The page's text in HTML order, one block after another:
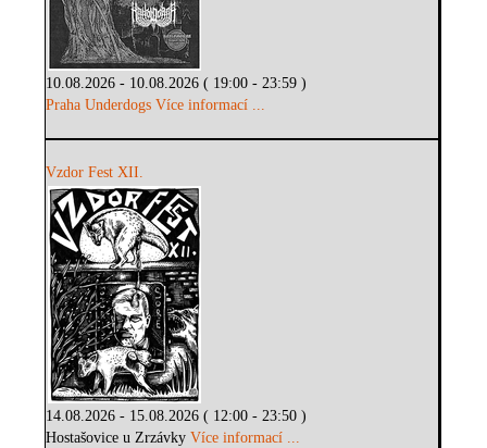
10.08.2026 - 10.08.2026 ( 19:00 - 23:59 )
Praha Underdogs Více informací ...
Vzdor Fest XII.
14.08.2026 - 15.08.2026 ( 12:00 - 23:50 )
Hostašovice u ZrzávkyVíce informací ...